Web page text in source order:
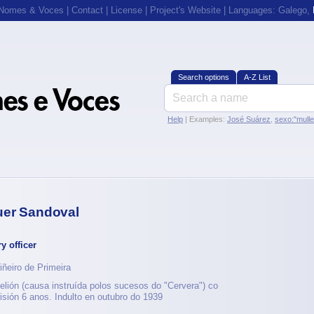
& Voces Contact License Project's Website | Languages: Galego,
Search options A-Z List
Help | Examples: José Suárez
Sandoval
officer
de Primeira
(causa instruída polos sucesos do "Cervera") co
6 anos. Indulto en outubro do 1939